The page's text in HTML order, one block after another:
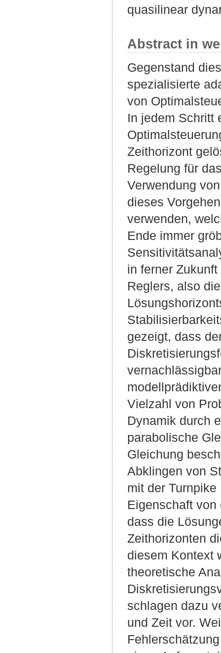
quasilinear
Abstract in
Gegenstand
spezialisierte
von
In jedem Schritt
Zeithorizont
Regelung für
Verwendung
dieses
verwenden,
Ende immer
in ferner
Reglers, also
gezeigt, dass
Vielzahl von
Dynamik durch
parabolische
Gleichung
Abklingen von
mit der
Eigenschaft
dass die
Zeithorizonten
diesem Kontext
theoretische
schlagen dazu
und Zeit vor.